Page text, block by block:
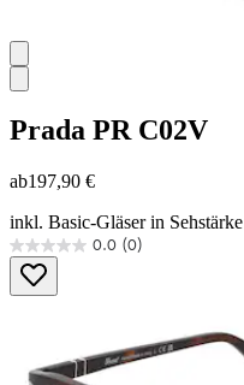
Prada PR C02V
ab197,90 €
inkl. Basic-Gläser in Sehstärke
0.0 (0)
0.0
von
5